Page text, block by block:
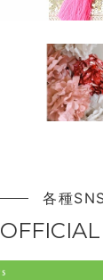
各種